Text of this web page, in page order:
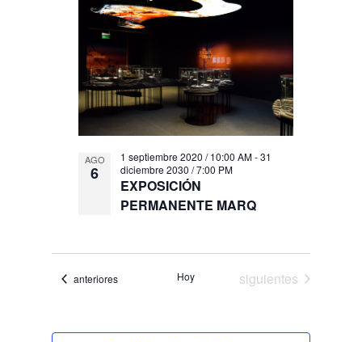
Eventos
events
Photo
View
AGO
6
EXPOSICIÓN
PERMANENTE MARQ
1 septiembre 2020 / 10:00 AM-31
diciembre 2030 / 7:00 PM
Eventos
anteriores Hoy Eventos
siguientes